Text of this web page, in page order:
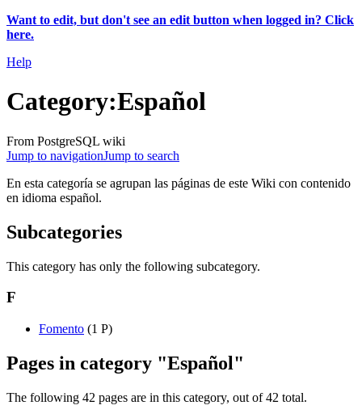
Want to edit, but don't see an edit button when logged in? Click
here.
Help
Category:Español
From PostgreSQL wiki
Jump to navigationJump to search
En esta categoría se agrupan las páginas de este Wiki con contenido
en idioma español.
Subcategories
This category has only the following subcategory.
F
Fomento (1 P)
Pages in category "Español"
The following 42 pages are in this category, out of 42 total.